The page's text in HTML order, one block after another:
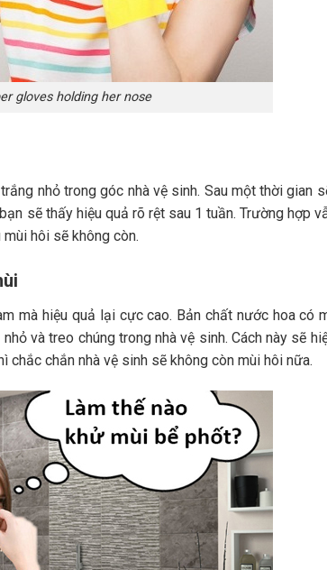
gloves holding her nose
nhỏ trong góc nhà vệ sinh. Sau một thời gian
sẽ thấy hiệu quả rõ rệt sau 1 tuần. Trường hợp
hôi sẽ không còn.
mà hiệu quả lại cực cao. Bản chất nước hoa có
và treo chúng trong nhà vệ sinh. Cách này sẽ
chắn nhà vệ sinh sẽ không còn mùi hôi nữa.